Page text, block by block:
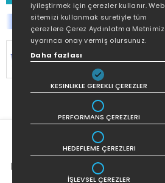
SİTEMİZ
KORUNMAKTADIR.
iyileştirmek için çerezler kullanır. Web
sitemizi kullanmak suretiyle tüm
çerezlere Çerez Aydınlatma Metnimiz
uyarınca onay vermiş olursunuz.
Daha fazlası
KESINLIKLE GEREKLI ÇEREZLER
PERFORMANS ÇEREZLERI
HEDEFLEME ÇEREZLERI
İŞLEVSEL ÇEREZLER